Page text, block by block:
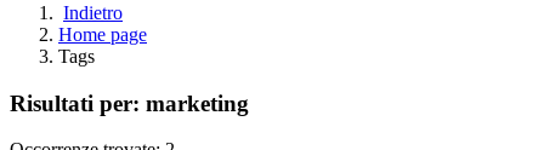
Indietro
Home page
Tags
Risultati per: marketing